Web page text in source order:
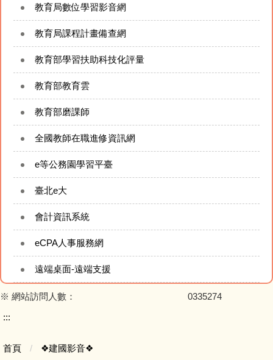
建國臉書FB粉絲專頁
建國YouTube頻道
附設幼兒園資訊
太陽能即時監控系統
網站管理
教育局數位學習影音網
教育局課程計畫備查網
教育部學習扶助科技化評量
教育部教育雲
教育部磨課師
全國教師在職進修資訊網
e等公務園學習平臺
臺北e大
會計資訊系統
eCPA人事服務網
遠端桌面-遠端支援
※ 網站訪問人數： 0335274
:::
首頁 ❖建國影音❖